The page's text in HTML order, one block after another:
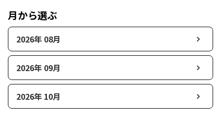
月から選ぶ
2026年 08月
2026年 09月
2026年 10月